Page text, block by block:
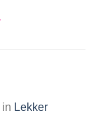
in Lekker